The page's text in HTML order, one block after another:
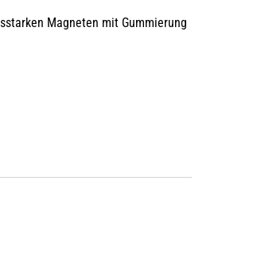
Magneten mit Gummierung